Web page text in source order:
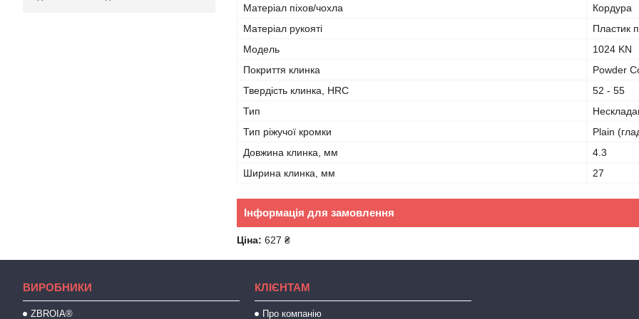
Матеріал піхов/чохла
Кордура
Матеріал рукояті
Пластик
Мoдель
1024 KN
Покриття клинка
Powder
Твердість клинка, HRC
52 - 55
Тип
Тип ріжучої кромки
Plain
Довжина клинка, мм
4.3
Ширина клинка, мм
27
Інформація для замовлення
Ціна: 627 ₴
ВИРОБНИКИ
ZBROIA®
КЛІЄНТАМ
Про компанію